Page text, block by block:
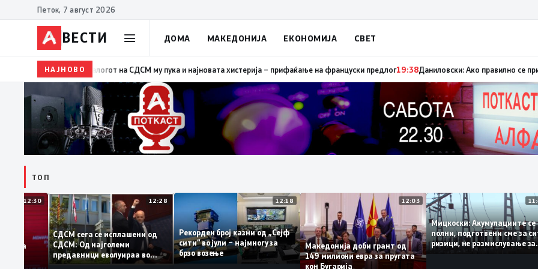
Петок, 7 август 2026
ВЕСТИ ДОМА МАКЕДОНИЈА ЕКОНОМИЈА СВЕТ
НАЈНОВО19:39ВМРО-ДПМНЕ: Како што му пукна меурот од сапуница „мигранти за пари“, така на талогот на СДСМ му пука и
ТОП
12:30
на
12:28
СДСМ сега се исплашени од
СДСМ: Од најголеми
предавници еволуираа во
најголеми патриоти
12:18
Рекорден број казни од „Сејф
сити“ во јули – најмногу за
брзо возење
12:03
Македонија доби грант од
149 милиони евра за пругата
кон Бугарија
Мицкоски:
полни, подготвени сме
ризици, не
поскапување на струјата